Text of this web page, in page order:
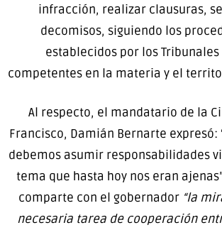
infracción, realizar clausuras,
decomisos, siguiendo los
establecidos por los Tribunales
competentes en la materia y el
Al respecto, el mandatario de la
Francisco, Damián Bernarte expresó:
debemos asumir responsabilidades
tema que hasta hoy nos eran
comparte con el gobernador“la
necesaria tarea de cooperación